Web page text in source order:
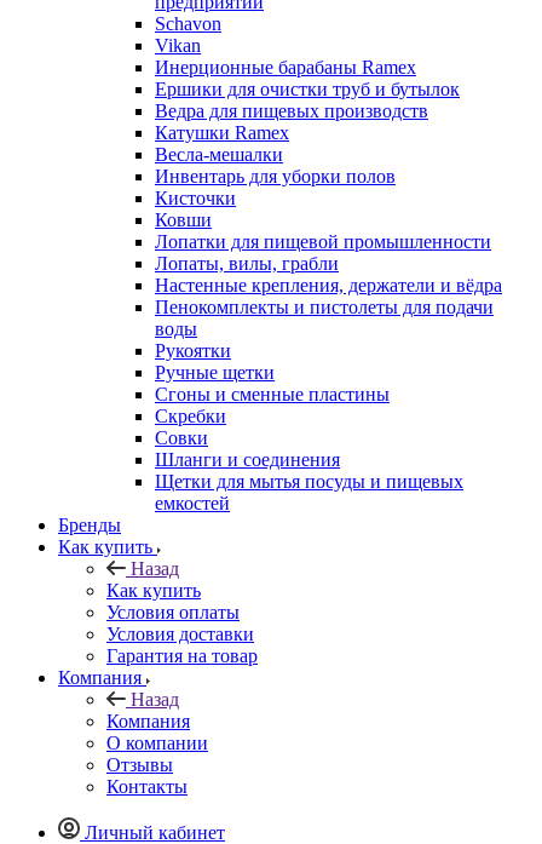
Schavon
Vikan
Инерционные барабаны Ramex
Ершики для очистки труб и бутылок
Ведра для пищевых производств
Катушки Ramex
Весла-мешалки
Инвентарь для уборки полов
Кисточки
Ковши
Лопатки для пищевой промышленности
Лопаты, вилы, грабли
Настенные крепления, держатели и вёдра
Пенокомплекты и пистолеты для подачи
воды
Рукоятки
Ручные щетки
Сгоны и сменные пластины
Скребки
Совки
Шланги и соединения
Щетки для мытья посуды и пищевых
емкостей
Бренды
Как купить
Назад
Как купить
Условия оплаты
Условия доставки
Гарантия на товар
Компания
Назад
Компания
О компании
Отзывы
Контакты
Личный кабинет